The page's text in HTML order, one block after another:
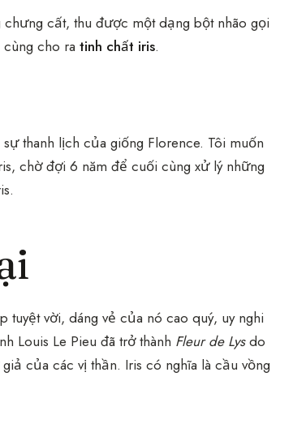
cất, thu được một dạng bột nhão gọi
cho ra tinh chất iris.
thanh lịch của giống Florence. Tôi muốn
chờ đợi 6 năm để cuối cùng xử lý những
vời, dáng vẻ của nó cao quý, uy nghi
Louis Le Pieu đã trở thành Fleur de Lysdo
của các vị thần. Iris có nghĩa là cầu vồng